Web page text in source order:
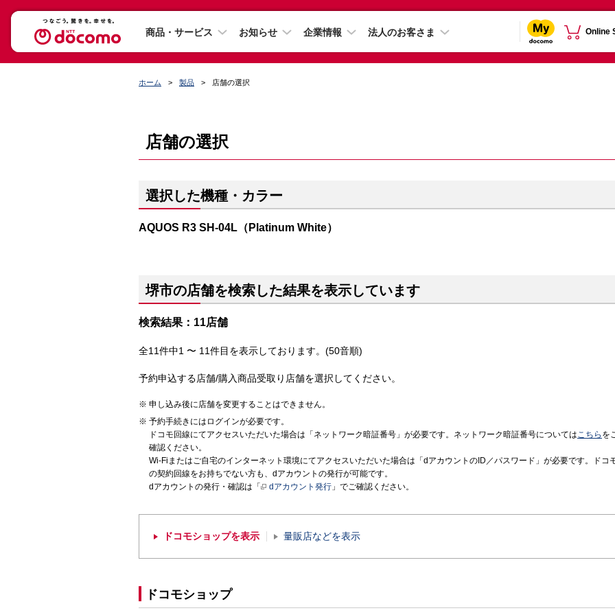
商品・サービス お知らせ 企業情報 法人のお客さま Online
ホーム 製品 店舗の選択
店舗の選択
選択した機種・カラー
AQUOS R3 SH-04L（Platinum White）
堺市の店舗を検索した結果を表示しています
検索結果：11店舗
全11件中1 〜 11件目を表示しております。(50音順)
予約申込する店舗/購入商品受取り店舗を選択してください。
申し込み後に店舗を変更することはできません。
予約手続きにはログインが必要です。
ドコモ回線にてアクセスいただいた場合は「ネットワーク暗証番号」が必要です。ネットワーク暗証番号についてはこちら を
確認ください。
Wi-Fiまたはご自宅のインターネット環境にてアクセスいただいた場合は「dアカウントのID／パスワード」が必要です。ドコ
の契約回線をお持ちでない方も、dアカウントの発行が可能です。
dアカウントの発行・確認は「
dアカウント発行 」でご確認ください。
ドコモショップを表示 量販店などを表示
ドコモショップ